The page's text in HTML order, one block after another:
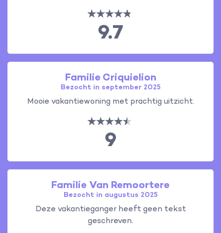
9.7
Familie Criquielion
Bezocht in september 2025
Mooie vakantiewoning met prachtig uitzicht.
9
Familie Van Remoortere
Bezocht in augustus 2025
Deze vakantieganger heeft geen tekst
geschreven.